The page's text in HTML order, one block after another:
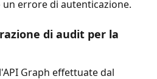
errore di autenticazione.
di audit per la
Graph effettuate dal